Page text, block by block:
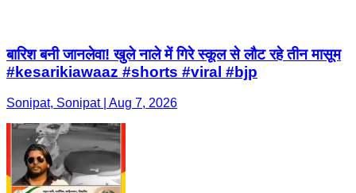
बारिश बनी जानलेवा! खुले नाले में गिरे स्कूल से लौट रहे तीन मासूम
#kesarikiawaaz #shorts #viral #bjp
Sonipat, Sonipat | Aug 7, 2026